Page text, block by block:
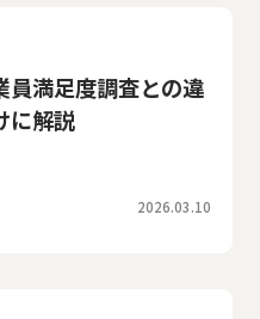
員満足度調査との違
に解説
2026.03.10